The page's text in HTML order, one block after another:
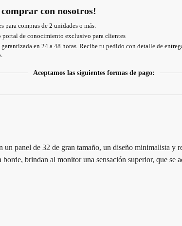
con nosotros!
para compras de 2 unidades o más.
portal de conocimiento exclusivo para clientes
en 24 a 48 horas. Recibe tu pedido con detalle de
Aceptamos las siguientes formas de pago:
panel de 32 de gran tamaño, un diseño minimalista
brindan al monitor una sensación superior, que se